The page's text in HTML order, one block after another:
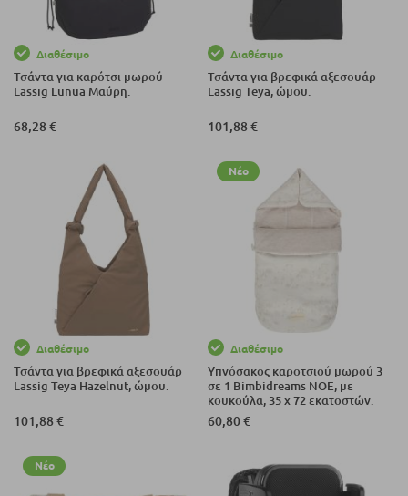
Διαθέσιμο
Τσάντα για καρότσι μωρού
Lassig Lunua Μαύρη.
68,28 €
Διαθέσιμο
Τσάντα για βρεφικά αξεσουάρ
Lassig Teya, ώμου.
101,88 €
Διαθέσιμο
Τσάντα για βρεφικά αξεσουάρ
Lassig Teya Hazelnut, ώμου.
101,88 €
Νέο
Διαθέσιμο
Υπνόσακος καροτσιού μωρού 3
σε 1 Bimbidreams NOE, με
κουκούλα, 35 x 72 εκατοστών.
60,80 €
Νέο